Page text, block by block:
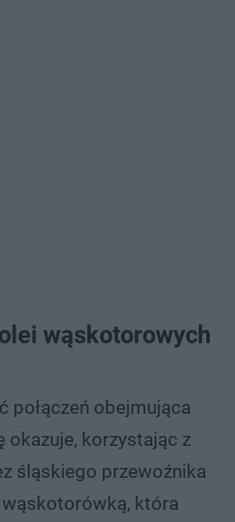
wąskotorowych
połączeń obejmująca
korzystając z
śląskiego przewoźnika
która